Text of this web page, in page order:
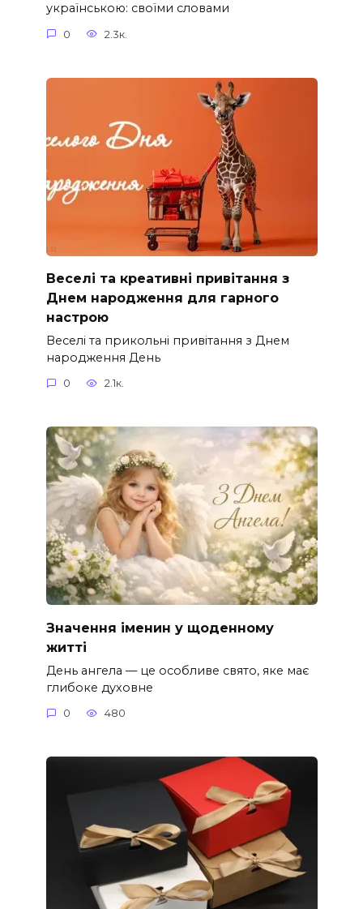
українською: своїми словами
0 2.3к.
Веселі та креативні привітання з
Днем народження для гарного
настрою
Веселі та прикольні привітання з Днем
народження День
0 2.1к.
Значення іменин у щоденному
житті
День ангела — це особливе свято, яке має
глибоке духовне
0 480